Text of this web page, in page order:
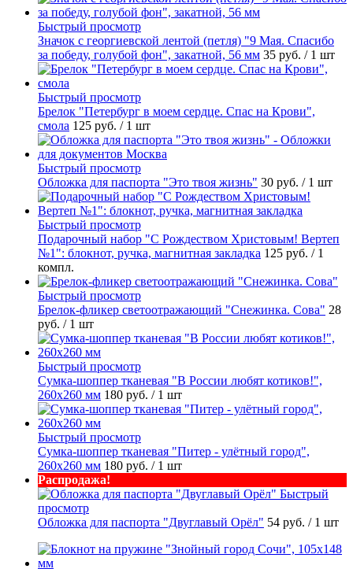
Быстрый просмотр
Значок с георгиевской лентой (петля) "9 Мая. Спасибо
за победу, голубой фон", закатной, 56 мм 35 руб. / 1 шт
Быстрый просмотр
Брелок "Петербург в моем сердце. Спас на Крови",
смола 125 руб. / 1 шт
Быстрый просмотр
Обложка для паспорта "Это твоя жизнь" 30 руб. / 1 шт
Быстрый просмотр
Подарочный набор "С Рождеством Христовым! Вертеп
№1": блокнот, ручка, магнитная закладка 125 руб. / 1
компл.
Быстрый просмотр
Брелок-фликер светоотражающий "Снежинка. Сова" 28
руб. / 1 шт
Быстрый просмотр
Сумка-шоппер тканевая "В России любят котиков!",
260х260 мм 180 руб. / 1 шт
Быстрый просмотр
Сумка-шоппер тканевая "Питер - улётный город",
260х260 мм 180 руб. / 1 шт
Распродажа!
Быстрый
просмотр
Обложка для паспорта "Двуглавый Орёл" 54 руб. / 1 шт